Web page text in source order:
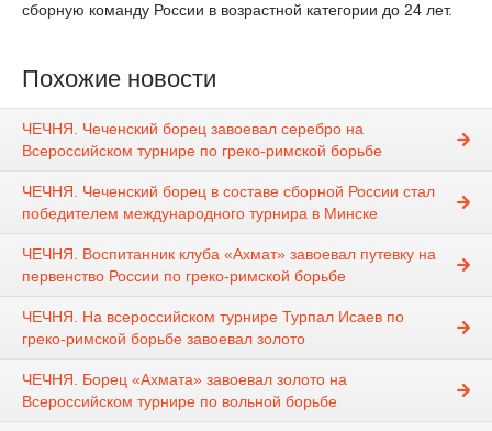
сборную команду России в возрастной категории до 24 лет.
Похожие новости
ЧЕЧНЯ. Чеченский борец завоевал серебро на
Всероссийском турнире по греко-римской борьбе
ЧЕЧНЯ. Чеченский борец в составе сборной России стал
победителем международного турнира в Минске
ЧЕЧНЯ. Воспитанник клуба «Ахмат» завоевал путевку на
первенство России по греко-римской борьбе
ЧЕЧНЯ. На всероссийском турнире Турпал Исаев по
греко-римской борьбе завоевал золото
ЧЕЧНЯ. Борец «Ахмата» завоевал золото на
Всероссийском турнире по вольной борьбе